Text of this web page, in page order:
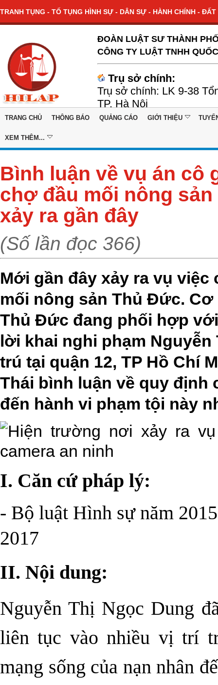
TRANH TỤNG - TỐ TỤNG HÌNH SỰ - DÂN SỰ - HÀNH CHÍNH -
ĐOÀN LUẬT SƯ THÀNH
CÔNG TY LUẬT TNHH
Trụ sở chính:
Trụ sở chính: LK 9-38
TP. Hà Nội
TRANG CHỦ THÔNG BÁO QUẢNG CÁO GIỚI THIỆU
XEM THÊM...
Bình luận về vụ án cô
chợ đầu mối nông
xảy ra gần đây
(Số lần đọc 366)
Mới gần đây xảy ra vụ
mối nông sản Thủ Đức. Cơ
Thủ Đức đang phối hợp
lời khai nghi phạm Nguyễn
trú tại quận 12, TP Hồ Chí
Thái bình luận về quy định
đến hành vi phạm tội này
I. Căn cứ pháp lý:
- Bộ luật Hình sự năm
2017
II. Nội dung:
Nguyễn Thị Ngọc Dung
liên tục vào nhiều vị trí
mạng sống của nạn nhân